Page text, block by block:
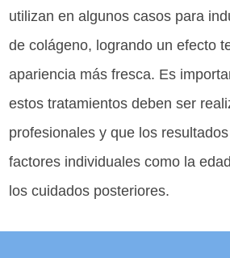
utilizan en algunos casos para
de colágeno, logrando un efecto
apariencia más fresca. Es
estos tratamientos deben ser
profesionales y que los
factores individuales como la
los cuidados posteriores.